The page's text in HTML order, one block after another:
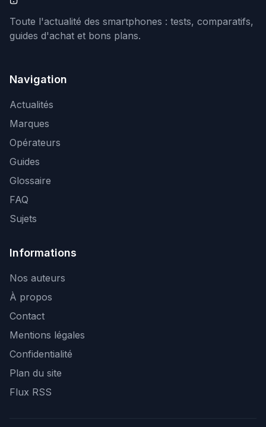
Toute l'actualité des smartphones : tests, comparatifs,
guides d'achat et bons plans.
Navigation
Actualités
Marques
Opérateurs
Guides
Glossaire
FAQ
Sujets
Informations
Nos auteurs
À propos
Contact
Mentions légales
Confidentialité
Plan du site
Flux RSS